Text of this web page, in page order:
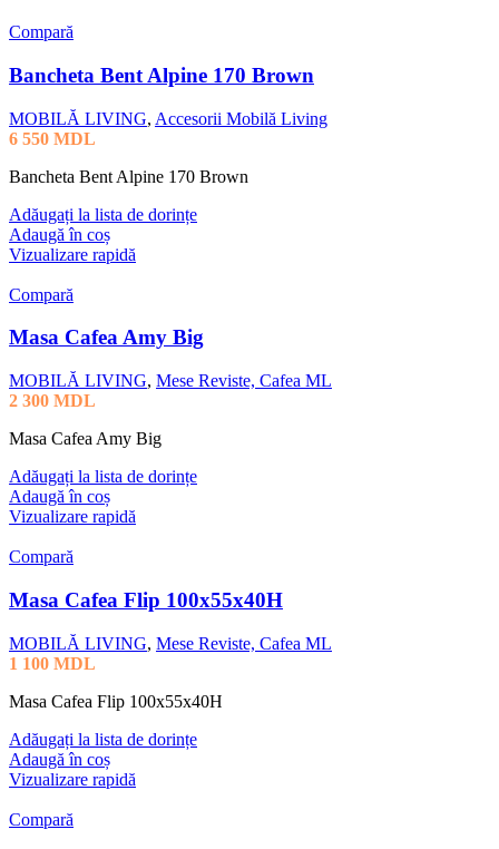
Compară
Bancheta Bent Alpine 170 Brown
MOBILĂ LIVING, Accesorii Mobilă Living
6 550 MDL
Bancheta Bent Alpine 170 Brown
Adăugați la lista de dorințe
Adaugă în coș
Vizualizare rapidă
Compară
Masa Cafea Amy Big
MOBILĂ LIVING, Mese Reviste, Cafea ML
2 300 MDL
Masa Cafea Amy Big
Adăugați la lista de dorințe
Adaugă în coș
Vizualizare rapidă
Compară
Masa Cafea Flip 100x55x40H
MOBILĂ LIVING, Mese Reviste, Cafea ML
1 100 MDL
Masa Cafea Flip 100x55x40H
Adăugați la lista de dorințe
Adaugă în coș
Vizualizare rapidă
Compară